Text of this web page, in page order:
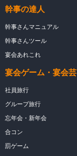
幹事の達人
幹事さんマニュアル
幹事さんツール
宴会あれこれ
宴会ゲーム・宴会芸
社員旅行
グループ旅行
忘年会・新年会
合コン
罰ゲーム